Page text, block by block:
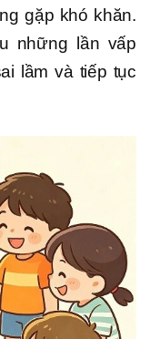
gặp khó khăn.
những lần vấp
lầm và tiếp tục